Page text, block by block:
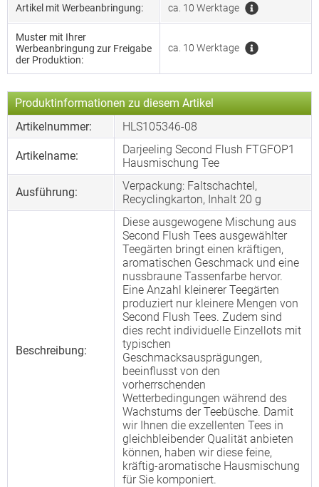
Artikel mit Werbeanbringung: ca. 10 Werktage
Muster mit Ihrer
Werbeanbringung zur Freigabe
der Produktion:
ca. 10 Werktage
Produktinformationen zu diesem Artikel
Artikelnummer:
HLS105346-08
Artikelname:
Darjeeling Second Flush FTGFOP1
Hausmischung Tee
Ausführung:
Verpackung: Faltschachtel,
Recyclingkarton, Inhalt 20 g
Beschreibung:
Diese ausgewogene Mischung aus
Second Flush Tees ausgewählter
Teegärten bringt einen kräftigen,
aromatischen Geschmack und eine
nussbraune Tassenfarbe hervor.
Eine Anzahl kleinerer Teegärten
produziert nur kleinere Mengen von
Second Flush Tees. Zudem sind
dies recht individuelle Einzellots mit
typischen
Geschmacksausprägungen,
beeinflusst von den
vorherrschenden
Wetterbedingungen während des
Wachstums der Teebüsche. Damit
wir Ihnen die exzellenten Tees in
gleichbleibender Qualität anbieten
können, haben wir diese feine,
kräftig-aromatische Hausmischung
für Sie komponiert.